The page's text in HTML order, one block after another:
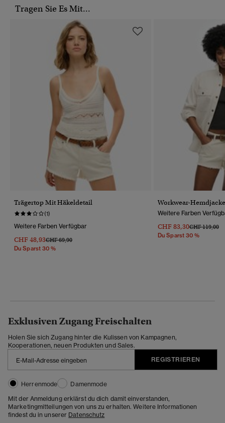
Tragen Sie Es Mit...
Trägertop Mit Häkeldetail
(1)
Weitere Farben Verfügbar
CHF 48,93Preis Wurde Reduziert Von
CHF 69,90Bis
Du Sparst 30 %
Workwear-Hemdjacke
Weitere Farben
CHF 83,30Preis Wurde
CHF 119,00
Du Sparst 30 %
Exklusiven Zugang Freischalten
Holen Sie sich Zugang hinter die Kulissen von Kampagnen,
Kooperationen, neuen Produkten und Sales.
REGISTRIEREN
Herrenmode
Damenmode
Mit der Anmeldung erklärst du dich damit einverstanden,
Marketingmitteilungen von uns zu erhalten. Weitere Informationen
findest du in unserer Datenschutz